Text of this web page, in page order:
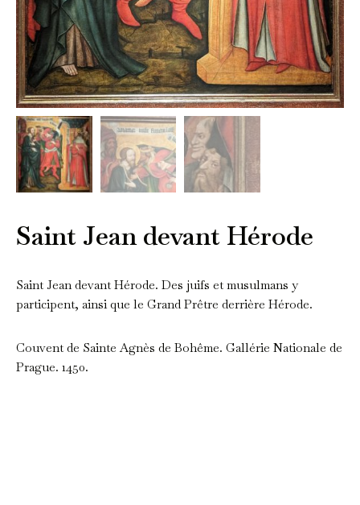
Saint Jean devant Hérode
Saint Jean devant Hérode. Des juifs et musulmans y
participent, ainsi que le Grand Prêtre derrière Hérode.
Couvent de Sainte Agnès de Bohême. Gallérie Nationale de
Prague. 1450.